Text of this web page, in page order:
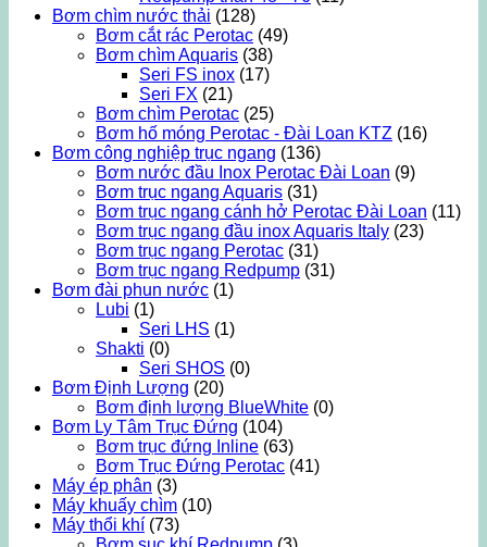
Bơm chìm nước thải (128)
Bơm cắt rác Perotac (49)
Bơm chìm Aquaris (38)
Seri FS inox (17)
Seri FX (21)
Bơm chìm Perotac (25)
Bơm hố móng Perotac - Đài Loan KTZ (16)
Bơm công nghiệp trục ngang (136)
Bơm nước đầu Inox Perotac Đài Loan (9)
Bơm trục ngang Aquaris (31)
Bơm trục ngang cánh hở Perotac Đài Loan (11)
Bơm trục ngang đầu inox Aquaris Italy (23)
Bơm trục ngang Perotac (31)
Bơm trục ngang Redpump (31)
Bơm đài phun nước (1)
Lubi (1)
Seri LHS (1)
Shakti (0)
Seri SHOS (0)
Bơm Định Lượng (20)
Bơm định lượng BlueWhite (0)
Bơm Ly Tâm Trục Đứng (104)
Bơm trục đứng Inline (63)
Bơm Trục Đứng Perotac (41)
Máy ép phân (3)
Máy khuấy chìm (10)
Máy thổi khí (73)